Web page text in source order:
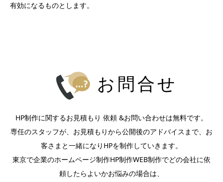
有効になるものとします。
お問合せ
HP制作に関するお見積もり 依頼 &お問い合わせは無料です。
専任のスタッフが、お見積もりから公開後のアドバイスまで、お
客さまと一緒になりHPを制作していきます。
東京で企業のホームページ制作HP制作WEB制作でどの会社に依
頼したらよいかお悩みの場合は、